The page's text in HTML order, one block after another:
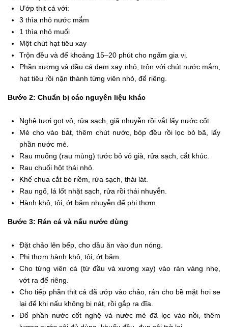
Ướp thịt cá với:
3 thìa nhỏ nước mắm
1 thìa nhỏ muối
Một chút hạt tiêu xay
Trộn đều và để khoảng 15–20 phút cho ngấm gia vị.
Phần xương và đầu cá đem xay nhỏ, trộn với chút nước mắm,
hạt tiêu rồi nặn thành từng viên nhỏ, để riêng.
Bước 2: Chuẩn bị các nguyên liệu khác
Nghệ tươi gọt vỏ, rửa sạch, giã nhuyễn rồi vắt lấy nước cốt.
Mẻ cho vào bát, thêm chút nước, bóp đều rồi lọc bỏ bã, lấy
phần nước mẻ.
Rau muống (rau mùng) tước bỏ vỏ già, rửa sạch, cắt khúc.
Rau chuối hột thái nhỏ.
Khế chua cắt bỏ riềm, rửa sạch, thái lát.
Rau ngổ, lá lốt nhặt sạch, rửa rồi thái nhuyễn.
Hành khô, tỏi, ớt băm nhuyễn để phi thơm.
Bước 3: Rán cá và nấu nước dùng
Đặt chảo lên bếp, cho dầu ăn vào đun nóng.
Phi thơm hành khô, tỏi, ớt băm.
Cho từng viên cá (từ đầu và xương xay) vào rán vàng nhẹ,
vớt ra để riêng.
Cho tiếp phần thịt cá đã ướp vào chảo, rán cho bề mặt hơi se
lại để khi nấu không bị nát, rồi gắp ra đĩa.
Đổ phần nước cốt nghệ và nước mẻ đã lọc vào nồi, thêm